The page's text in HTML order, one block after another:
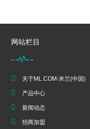
网站栏目
关于ML.COM-米兰(中国)
产品中心
新闻动态
招商加盟